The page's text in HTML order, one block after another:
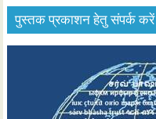
पुस्तक प्रकाशन हेतु संपर्क करें